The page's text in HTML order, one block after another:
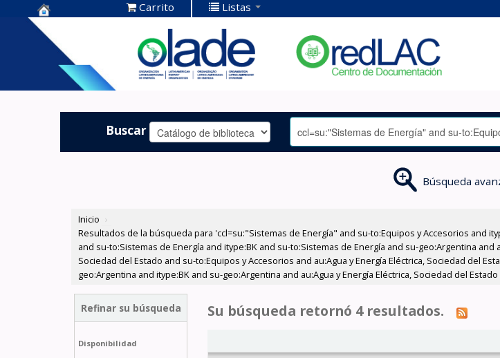
Centro de
Documentación
OLADE -
Carrito Listas
Buscar
Búsqueda
Inicio ›
Resultados de la búsqueda para 'ccl=su:"Sistemas de Energía" and su-to:Equipos y Accesorios and
and su-to:Sistemas de Energía and itype:BK and su-to:Sistemas de Energía and su-geo:Argentina and
Sociedad del Estado and su-to:Equipos y Accesorios and au:Agua y Energía Eléctrica, Sociedad del
geo:Argentina and itype:BK and su-geo:Argentina and au:Agua y Energía Eléctrica, Sociedad del
Refinar su búsqueda
Disponibilidad
Su búsqueda retornó 4 resultados.